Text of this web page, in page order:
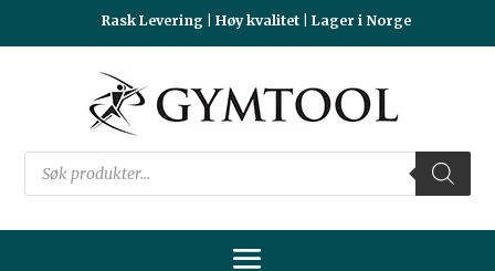
Rask Levering | Høy kvalitet | Lager i Norge
Products
search